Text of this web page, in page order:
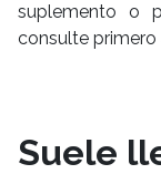
suplemento o
consulte primero
Suele